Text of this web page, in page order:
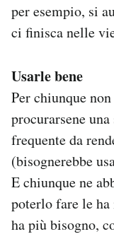
per esempio, si
ci finisca nelle
Usarle bene
Per chiunque
procurarsene
frequente da
(bisognerebbe
E chiunque ne
poterlo fare le
ha più bisogno,